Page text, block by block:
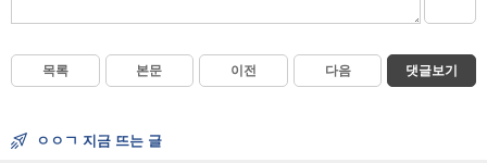
목록 본문 이전 다음 댓글보기
ㅇㅇㄱ 지금 뜨는 글